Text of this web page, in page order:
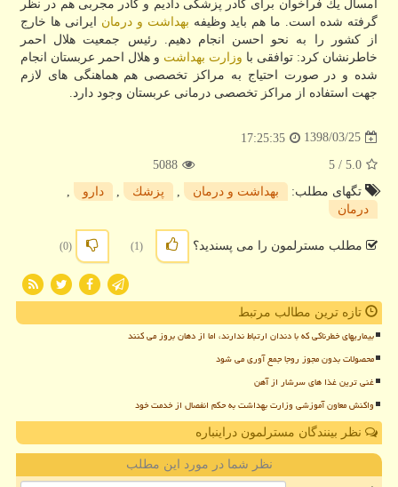
امسال یك فراخوان برای كادر پزشكی دادیم و كادر مجربی هم در نظر
گرفته شده است. ما هم باید وظیفه بهداشت و درمان ایرانی ها خارج
از كشور را به نحو احسن انجام دهیم. رئیس جمعیت هلال احمر
خاطرنشان كرد: توافقی با وزارت بهداشت و هلال احمر عربستان انجام
شده و در صورت احتیاج به مراكز تخصصی هم هماهنگی های لازم
جهت استفاده از مراكز تخصصی درمانی عربستان وجود دارد.
1398/03/25
17:25:35
5.0
/ 5
5088
تگهای مطلب:
بهداشت و درمان پزشك دارو
درمان
مطلب مسترلمون را می پسندید؟ (1)
(0)
تازه ترین مطالب مرتبط
بیماریهای خطرناکی که با دندان ارتباط ندارند، اما از دهان بروز می کنند
محصولات بدون مجوز روجا جمع آوری می شود
غنی ترین غذا های سرشار از آهن
واکنش معاون آموزشی وزارت بهداشت به حکم انفصال از خدمت خود
نظر بینندگان مسترلمون دراینباره
نظر شما در مورد این مطلب